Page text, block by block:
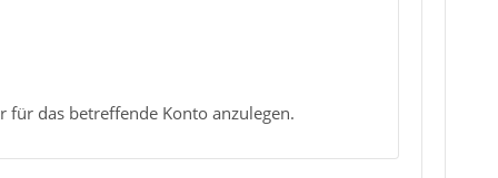
das betreffende Konto anzulegen.